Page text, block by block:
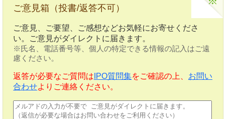
ご意見箱（投書/返答不可）
ご意見、ご要望、ご感想などお気軽にお寄せくださ
い。ご意見がダイレクトに届きます。
※氏名、電話番号等、個人の特定できる情報の記入はご遠
慮ください。
返答が必要なご質問は IPO質問集をご確認の上、 お問い
合わせよりご連絡ください。